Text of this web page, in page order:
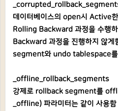
데이터베이스의 open시 Active
Rolling Backward 과정을 수행
Backward 과정을 진행하지 않
segment와 undo tablespace를
_offline_rollback_segments
강제로 rollback segment를
_offline) 파라미터는 같이 사용함